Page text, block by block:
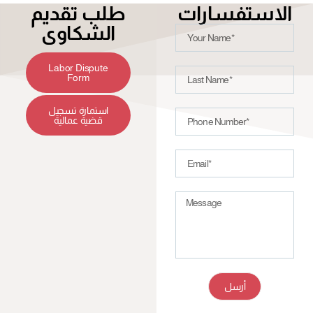
طلب تقديم
الشكاوى
Labor Dispute
Form
استمارة تسجيل
قضية عمالية
الاستفسارات
أرسل